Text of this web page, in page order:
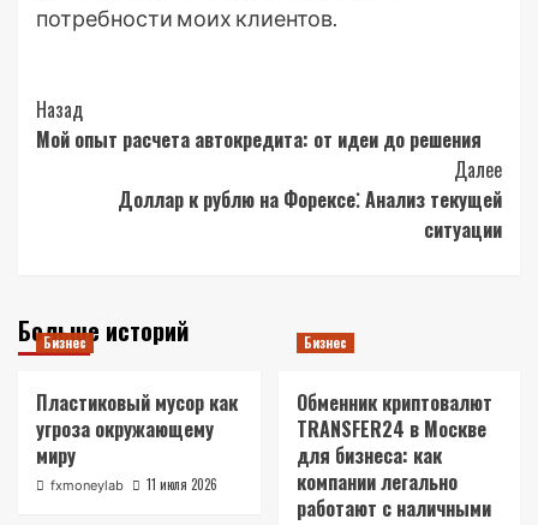
потребности моих клиентов.
Post
Navigation
Назад
Мой опыт расчета автокредита: от идеи до решения
Далее
Доллар к рублю на Форексе⁚ Анализ текущей
ситуации
Больше историй
Бизнес
Пластиковый мусор как
угроза окружающему
миру
fxmoneylab 11 июля 2026
Бизнес
Обменник криптовалют
TRANSFER24 в Москве
для бизнеса: как
компании легально
работают с наличными